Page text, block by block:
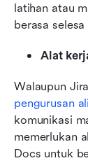
latihan atau
berasa
Alat
pengurusan
komunikasi
memerlukan
Docs untuk